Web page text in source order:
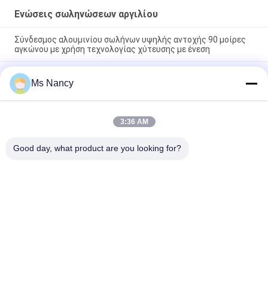
Ενώσεις σωληνώσεων αργιλίου
Σύνδεσμος αλουμινίου σωλήνων υψηλής αντοχής 90 μοίρες
αγκώνου με χρήση τεχνολογίας χύτευσης με ένεση
ISO9001 Πιστοποιημένο χύτευση πεπιεσμένου αλουμινίου
αλουμινίου ανωτισμού ασημένιων σωλήνων για συστήματα
αδύναμων σωλήνων και βιομηχανικούς σταθμούς εργασίας
90 μοίρες Γυναικεία συμμετοχή αλουμινίου σωλήνα κοινή
πετάμε χύτευση αγκώνα σύνδεσμος για συστήματα ράφι
Ms Nancy
3:36 AM
Good day, what product are you looking for?